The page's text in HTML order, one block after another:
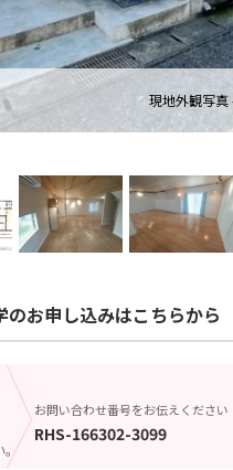
現地外観写真
お申し込みはこちらから
。
お問い合わせ番号をお伝えください
RHS-166302-3099